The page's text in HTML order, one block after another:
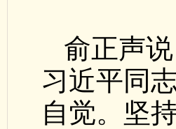
俞正声
习近平同
自觉。坚